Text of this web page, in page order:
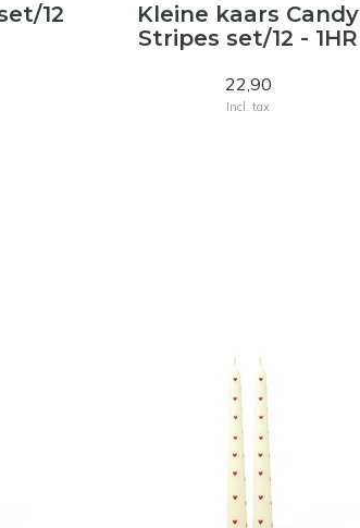
12
Kleine kaars Candy
Stripes set/12 - 1HR
22,90
Incl. tax